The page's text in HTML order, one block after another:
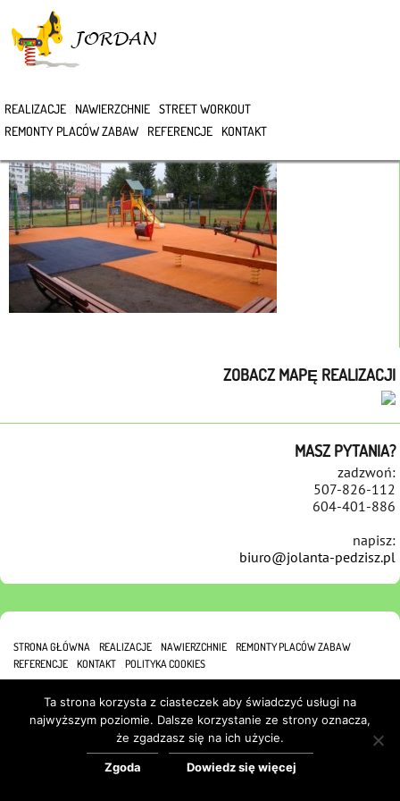
REALIZACJE NAWIERZCHNIE STREET WORKOUT
REMONTY PLACÓW ZABAW
REFERENCJE KONTAKT
ZOBACZ MAPĘ REALIZACJI
MASZ PYTANIA?
zadzwoń:
507-826-112
604-401-886
napisz:
biuro@jolanta-pedzisz.pl
STRONA GŁÓWNA REALIZACJE NAWIERZCHNIE
REMONTY PLACÓW ZABAW
REFERENCJE
KONTAKT POLITYKA COOKIES
Ta strona korzysta z ciasteczek aby świadczyć usługi na
najwyższym poziomie. Dalsze korzystanie ze strony oznacza,
że zgadzasz się na ich użycie.
Zgoda Dowiedz się więcej